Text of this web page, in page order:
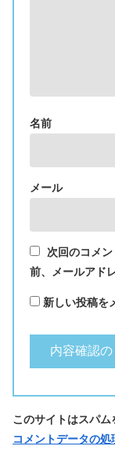
名前
メール
次回のコメ
前、メールアド
新しい投稿を
このサイトはスパ
コメントデータの